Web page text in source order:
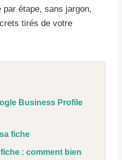
par étape, sans jargon,
tirés de votre
Business Profile
fiche
: comment bien